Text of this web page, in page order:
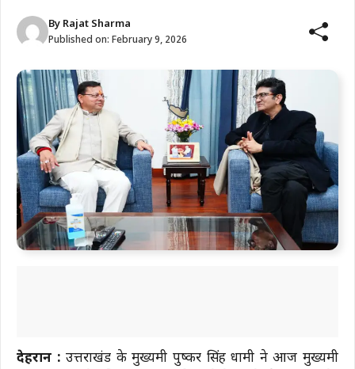
By Rajat Sharma
Published on: February 9, 2026
देहरादून : उत्तराखंड के मुख्यमंत्री पुष्कर सिंह धामी ने आज मुख्यमंत्री